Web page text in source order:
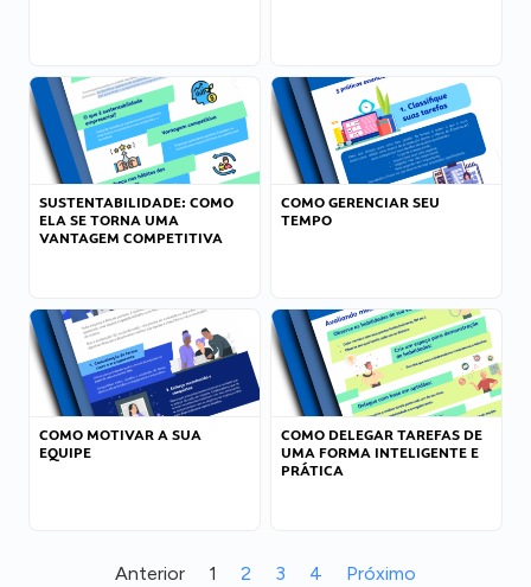
SUSTENTABILIDADE: COMO
ELA SE TORNA UMA
VANTAGEM COMPETITIVA
COMO GERENCIAR SEU
TEMPO
COMO MOTIVAR A SUA
EQUIPE
COMO DELEGAR TAREFAS DE
UMA FORMA INTELIGENTE E
PRÁTICA
Anterior 1 2 3 4 Próximo